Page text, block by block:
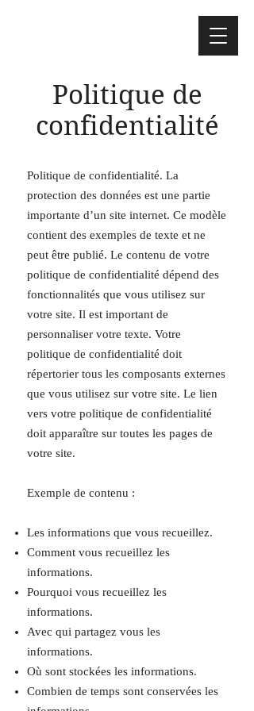
Politique de
confidentialité
Politique de confidentialité. La
protection des données est une partie
importante d’un site internet. Ce modèle
contient des exemples de texte et ne
peut être publié. Le contenu de votre
politique de confidentialité dépend des
fonctionnalités que vous utilisez sur
votre site. Il est important de
personnaliser votre texte. Votre
politique de confidentialité doit
répertorier tous les composants externes
que vous utilisez sur votre site. Le lien
vers votre politique de confidentialité
doit apparaître sur toutes les pages de
votre site.
Exemple de contenu :
Les informations que vous recueillez.
Comment vous recueillez les
informations.
Pourquoi vous recueillez les
informations.
Avec qui partagez vous les
informations.
Où sont stockées les informations.
Combien de temps sont conservées les